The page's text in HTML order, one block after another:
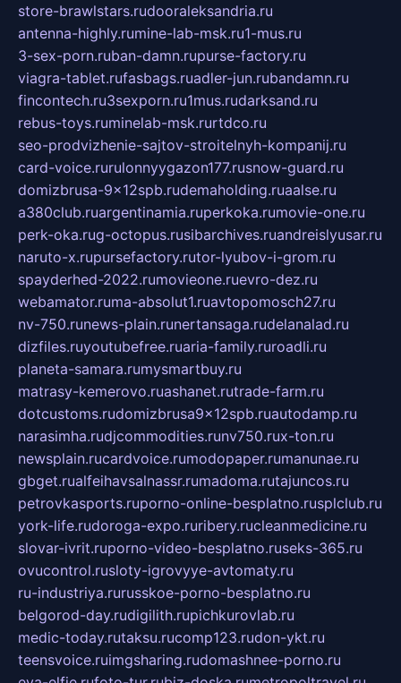
store-brawlstars.rudooraleksandria.ru
antenna-highly.rumine-lab-msk.ru1-mus.ru
3-sex-porn.ruban-damn.rupurse-factory.ru
viagra-tablet.rufasbags.ruadler-jun.rubandamn.ru
fincontech.ru3sexporn.ru1mus.rudarksand.ru
rebus-toys.ruminelab-msk.rurtdco.ru
seo-prodvizhenie-sajtov-stroitelnyh-kompanij.ru
card-voice.rurulonnyygazon177.rusnow-guard.ru
domizbrusa-9x12spb.rudemaholding.ruaalse.ru
a380club.ruargentinamia.ruperkoka.rumovie-one.ru
perk-oka.rug-octopus.rusibarchives.ruandreislyusar.ru
naruto-x.rupursefactory.rutor-lyubov-i-grom.ru
spayderhed-2022.rumovieone.ruevro-dez.ru
webamator.ruma-absolut1.ruavtopomosch27.ru
nv-750.runews-plain.runertansaga.rudelanalad.ru
dizfiles.ruyoutubefree.ruaria-family.ruroadli.ru
planeta-samara.rumysmartbuy.ru
matrasy-kemerovo.ruashanet.rutrade-farm.ru
dotcustoms.rudomizbrusa9x12spb.ruautodamp.ru
narasimha.rudjcommodities.runv750.rux-ton.ru
newsplain.rucardvoice.rumodopaper.rumanunae.ru
gbget.rualfeihavsalnassr.rumadoma.rutajuncos.ru
petrovkasports.ruporno-online-besplatno.rusplclub.ru
york-life.rudoroga-expo.ruribery.rucleanmedicine.ru
slovar-ivrit.ruporno-video-besplatno.ruseks-365.ru
ovucontrol.rusloty-igrovyye-avtomaty.ru
ru-industriya.rurusskoe-porno-besplatno.ru
belgorod-day.rudigilith.rupichkurovlab.ru
medic-today.rutaksu.rucomp123.rudon-ykt.ru
teensvoice.ruimgsharing.rudomashnee-porno.ru